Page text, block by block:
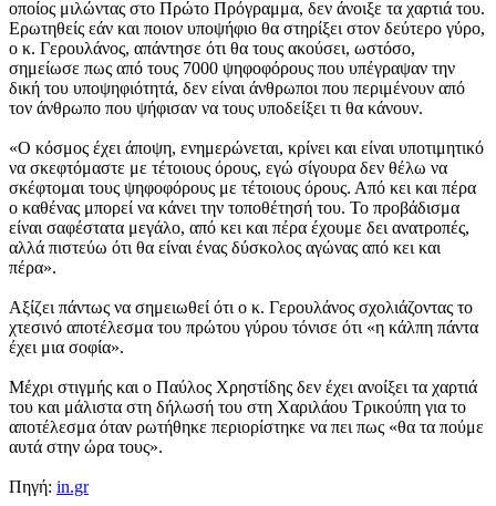
οποίος μιλώντας στο Πρώτο Πρόγραμμα, δεν άνοιξε τα χαρτιά του.
Ερωτηθείς εάν και ποιον υποψήφιο θα στηρίξει στον δεύτερο γύρο,
ο κ. Γερουλάνος, απάντησε ότι θα τους ακούσει, ωστόσο,
σημείωσε πως από τους 7000 ψηφοφόρους που υπέγραψαν την
δική του υποψηφιότητά, δεν είναι άνθρωποι που περιμένουν από
τον άνθρωπο που ψήφισαν να τους υποδείξει τι θα κάνουν.
«Ο κόσμος έχει άποψη, ενημερώνεται, κρίνει και είναι υποτιμητικό
να σκεφτόμαστε με τέτοιους όρους, εγώ σίγουρα δεν θέλω να
σκέφτομαι τους ψηφοφόρους με τέτοιους όρους. Από κει και πέρα
ο καθένας μπορεί να κάνει την τοποθέτησή του. Το προβάδισμα
είναι σαφέστατα μεγάλο, από κει και πέρα έχουμε δει ανατροπές,
αλλά πιστεύω ότι θα είναι ένας δύσκολος αγώνας από κει και
πέρα».
Αξίζει πάντως να σημειωθεί ότι ο κ. Γερουλάνος σχολιάζοντας το
χτεσινό αποτέλεσμα του πρώτου γύρου τόνισε ότι «η κάλπη πάντα
έχει μια σοφία».
Μέχρι στιγμής και ο Παύλος Χρηστίδης δεν έχει ανοίξει τα χαρτιά
του και μάλιστα στη δήλωσή του στη Χαριλάου Τρικούπη για το
αποτέλεσμα όταν ρωτήθηκε περιορίστηκε να πει πως «θα τα πούμε
αυτά στην ώρα τους».
Πηγή: in.gr